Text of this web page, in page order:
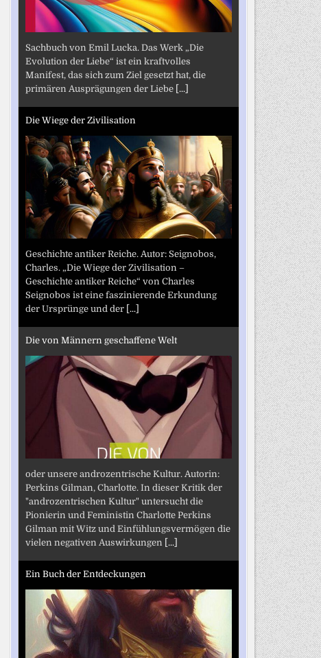
Sachbuch von Emil Lucka. Das Werk „Die
Evolution der Liebe“ ist ein kraftvolles
Manifest, das sich zum Ziel gesetzt hat, die
primären Ausprägungen der Liebe [...]
Die Wiege der Zivilisation
Geschichte antiker Reiche. Autor: Seignobos,
Charles. „Die Wiege der Zivilisation –
Geschichte antiker Reiche“ von Charles
Seignobos ist eine faszinierende Erkundung
der Ursprünge und der [...]
Die von Männern geschaffene Welt
oder unsere androzentrische Kultur. Autorin:
Perkins Gilman, Charlotte. In dieser Kritik der
"androzentrischen Kultur" untersucht die
Pionierin und Feministin Charlotte Perkins
Gilman mit Witz und Einfühlungsvermögen die
vielen negativen Auswirkungen [...]
Ein Buch der Entdeckungen